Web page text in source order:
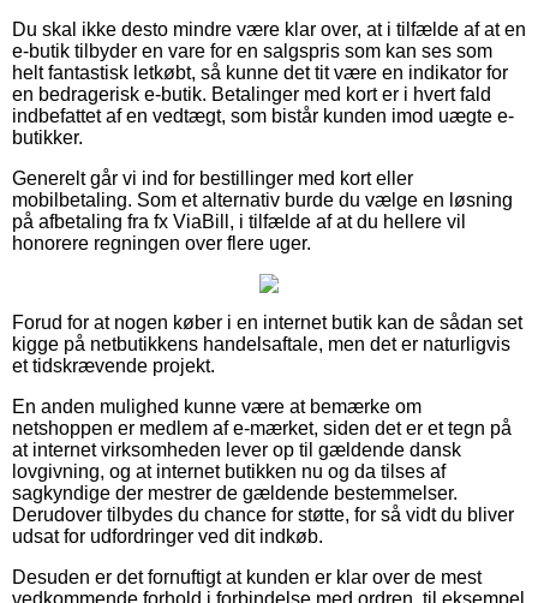
Du skal ikke desto mindre være klar over, at i tilfælde af at en
e-butik tilbyder en vare for en salgspris som kan ses som
helt fantastisk letkøbt, så kunne det tit være en indikator for
en bedragerisk e-butik. Betalinger med kort er i hvert fald
indbefattet af en vedtægt, som bistår kunden imod uægte e-
butikker.
Generelt går vi ind for bestillinger med kort eller
mobilbetaling. Som et alternativ burde du vælge en løsning
på afbetaling fra fx ViaBill, i tilfælde af at du hellere vil
honorere regningen over flere uger.
Forud for at nogen køber i en internet butik kan de sådan set
kigge på netbutikkens handelsaftale, men det er naturligvis
et tidskrævende projekt.
En anden mulighed kunne være at bemærke om
netshoppen er medlem af e-mærket, siden det er et tegn på
at internet virksomheden lever op til gældende dansk
lovgivning, og at internet butikken nu og da tilses af
sagkyndige der mestrer de gældende bestemmelser.
Derudover tilbydes du chance for støtte, for så vidt du bliver
udsat for udfordringer ved dit indkøb.
Desuden er det fornuftigt at kunden er klar over de mest
vedkommende forhold i forbindelse med ordren, til eksempel